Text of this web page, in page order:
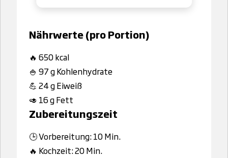
Nährwerte (pro Portion)
🔥 650 kcal
🍚 97 g Kohlenhydrate
💪 24 g Eiweiß
🥑 16 g Fett
Zubereitungszeit
🕒 Vorbereitung: 10 Min.
🔥 Kochzeit: 20 Min.